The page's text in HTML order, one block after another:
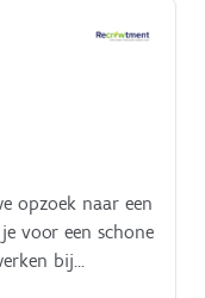
opzoek naar een
voor een schone
bij